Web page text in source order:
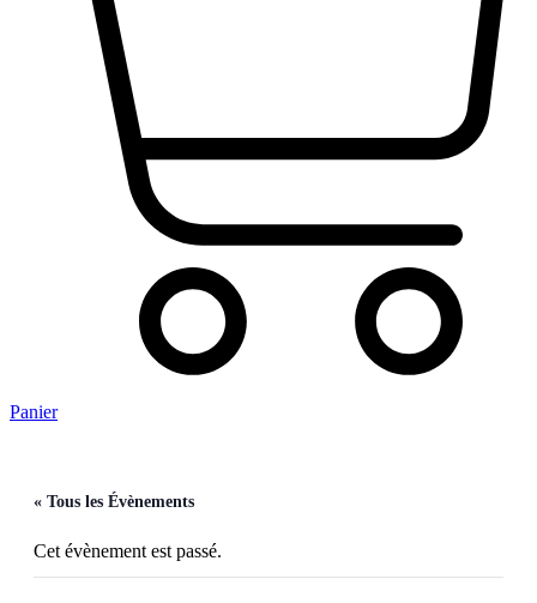
Panier
« Tous les Évènements
Cet évènement est passé.